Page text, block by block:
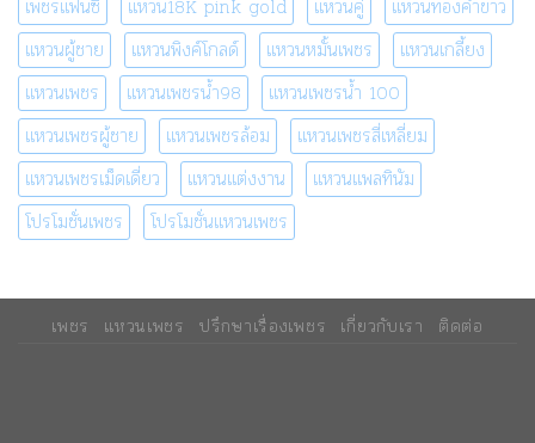
เพชรแฟนซี
แหวน18K pink gold แหวนคู่
แหวนทองคำขาว
แหวนผู้ชาย
แหวนพิงค์โกลด์ แหวนหมั้นเพชร
แหวนเกลี้ยง
แหวนเพชร
แหวนเพชรน้ำ98
แหวนเพชรน้ำ 100
แหวนเพชรผู้ชาย
แหวนเพชรล้อม
แหวนเพชรสี่เหลี่ยม
แหวนเพชรเม็ดเดี่ยว
แหวนแต่งงาน
แหวนแพลทินัม
โปรโมชั่นเพชร
โปรโมชั่นแหวนเพชร
เพชร แหวนเพชร ปรึกษาเรื่องเพชร เกี่ยวกับเรา ติดต่อ